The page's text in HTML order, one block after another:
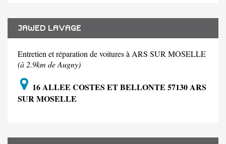
JAWED LAVAGE
Entretien et réparation de voitures à ARS SUR MOSELLE
(à 2.9km de Augny)
16 ALLEE COSTES ET BELLONTE 57130 ARS
SUR MOSELLE